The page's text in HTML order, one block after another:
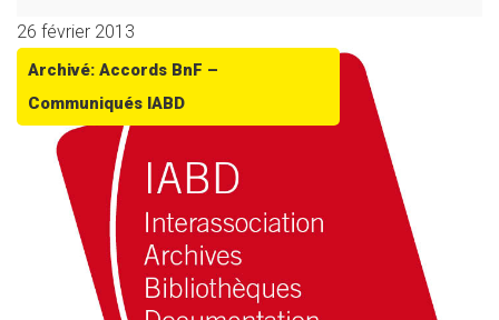
26 février 2013
Archivé: Accords BnF –
Communiqués IABD